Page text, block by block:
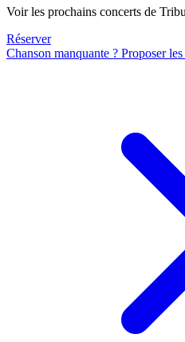
Voir les prochains concerts de
Réserver
Chanson manquante ? Proposer